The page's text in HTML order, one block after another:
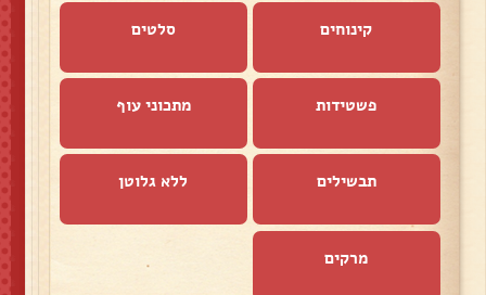
קינוחים סלטים
פשטידות מתכוני עוף
תבשילים ללא גלוטן
מרקים